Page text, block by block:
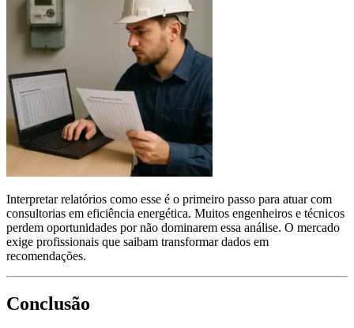
Interpretar relatórios como esse é o primeiro passo para atuar com
consultorias em eficiência energética. Muitos engenheiros e técnicos
perdem oportunidades por não dominarem essa análise. O mercado
exige profissionais que saibam transformar dados em
recomendações.
Conclusão